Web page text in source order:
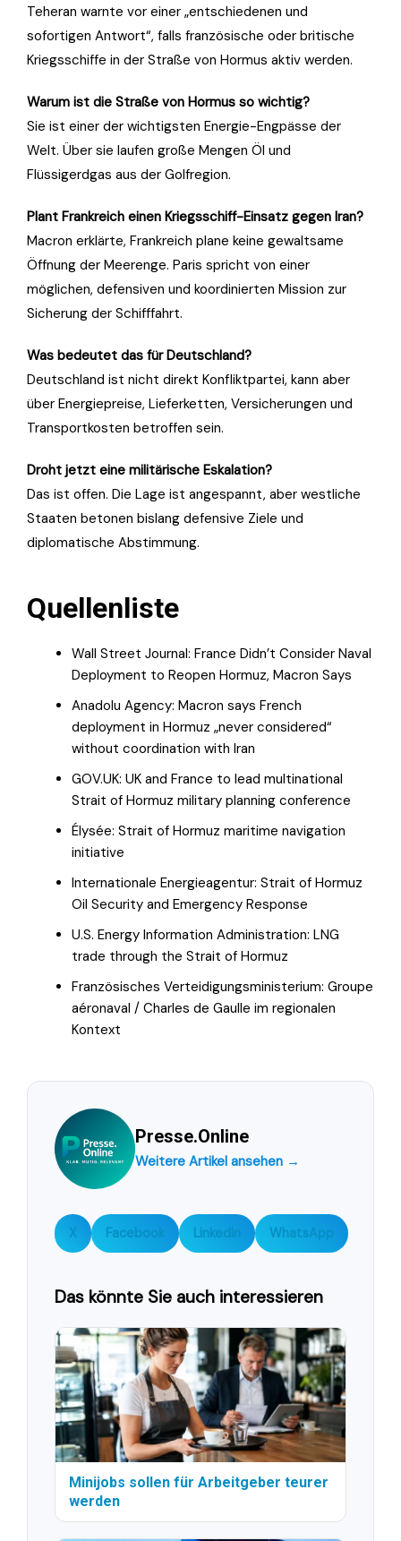
Teheran warnte vor einer „entschiedenen und
sofortigen Antwort“, falls französische oder britische
Kriegsschiffe in der Straße von Hormus aktiv werden.
Warum ist die Straße von Hormus so wichtig?
Sie ist einer der wichtigsten Energie-Engpässe der
Welt. Über sie laufen große Mengen Öl und
Flüssigerdgas aus der Golfregion.
Plant Frankreich einen Kriegsschiff-Einsatz gegen Iran?
Macron erklärte, Frankreich plane keine gewaltsame
Öffnung der Meerenge. Paris spricht von einer
möglichen, defensiven und koordinierten Mission zur
Sicherung der Schifffahrt.
Was bedeutet das für Deutschland?
Deutschland ist nicht direkt Konfliktpartei, kann aber
über Energiepreise, Lieferketten, Versicherungen und
Transportkosten betroffen sein.
Droht jetzt eine militärische Eskalation?
Das ist offen. Die Lage ist angespannt, aber westliche
Staaten betonen bislang defensive Ziele und
diplomatische Abstimmung.
Quellenliste
Wall Street Journal: France Didn’t Consider Naval
Deployment to Reopen Hormuz, Macron Says
Anadolu Agency: Macron says French
deployment in Hormuz „never considered“
without coordination with Iran
GOV.UK: UK and France to lead multinational
Strait of Hormuz military planning conference
Élysée: Strait of Hormuz maritime navigation
initiative
Internationale Energieagentur: Strait of Hormuz
Oil Security and Emergency Response
U.S. Energy Information Administration: LNG
trade through the Strait of Hormuz
Französisches Verteidigungsministerium: Groupe
aéronaval / Charles de Gaulle im regionalen
Kontext
Presse.Online
Weitere Artikel ansehen →
X Facebook LinkedIn WhatsApp
Das könnte Sie auch interessieren
Minijobs sollen für Arbeitgeber teurer
werden